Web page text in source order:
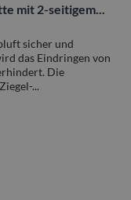
mit 2-seitigem...
sicher und
das Eindringen von
Die
...